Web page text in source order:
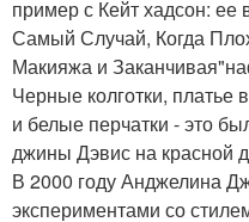
пример с Кейт хадсон: ее
Самый Случай, Когда
Макияжа и
Черные колготки, платье
и белые перчатки - это
джины Дэвис на красной
В 2000 году Анджелина
экспериментами со